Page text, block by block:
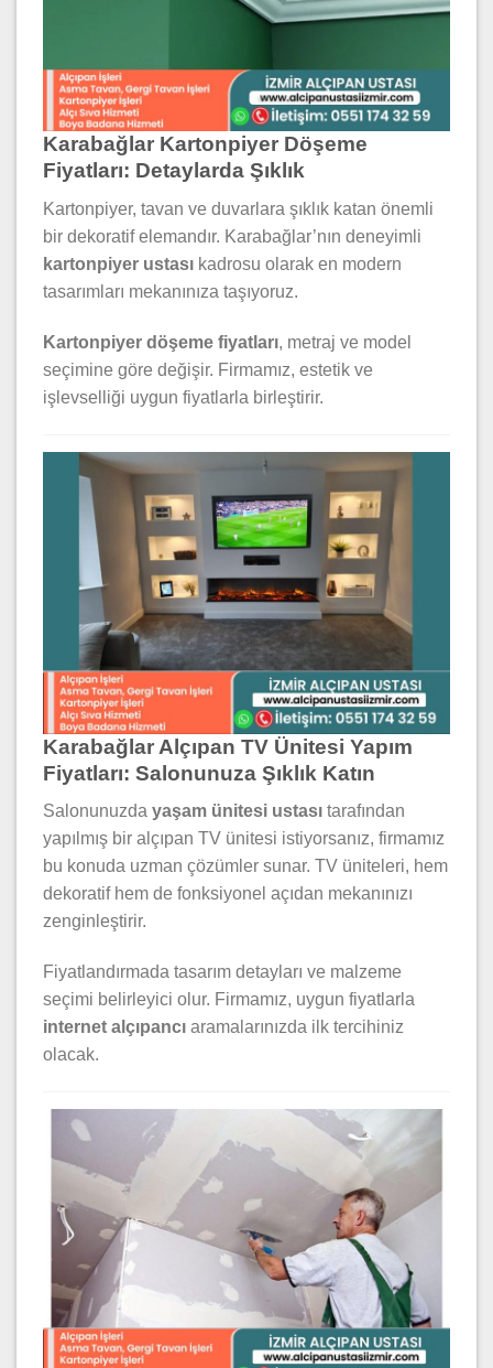
Karabağlar Kartonpiyer Döşeme
Fiyatları: Detaylarda Şıklık
Kartonpiyer, tavan ve duvarlara şıklık katan önemli
bir dekoratif elemandır. Karabağlar’nın deneyimli
kartonpiyer ustası kadrosu olarak en modern
tasarımları mekanınıza taşıyoruz.
Kartonpiyer döşeme fiyatları, metraj ve model
seçimine göre değişir. Firmamız, estetik ve
işlevselliği uygun fiyatlarla birleştirir.
Karabağlar Alçıpan TV Ünitesi Yapım
Fiyatları: Salonunuza Şıklık Katın
Salonunuzda yaşam ünitesi ustası tarafından
yapılmış bir alçıpan TV ünitesi istiyorsanız, firmamız
bu konuda uzman çözümler sunar. TV üniteleri, hem
dekoratif hem de fonksiyonel açıdan mekanınızı
zenginleştirir.
Fiyatlandırmada tasarım detayları ve malzeme
seçimi belirleyici olur. Firmamız, uygun fiyatlarla
internet alçıpancı aramalarınızda ilk tercihiniz
olacak.